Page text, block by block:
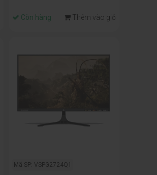
Còn hàng Thêm vào giỏ
Mã SP: VSPG2724Q1